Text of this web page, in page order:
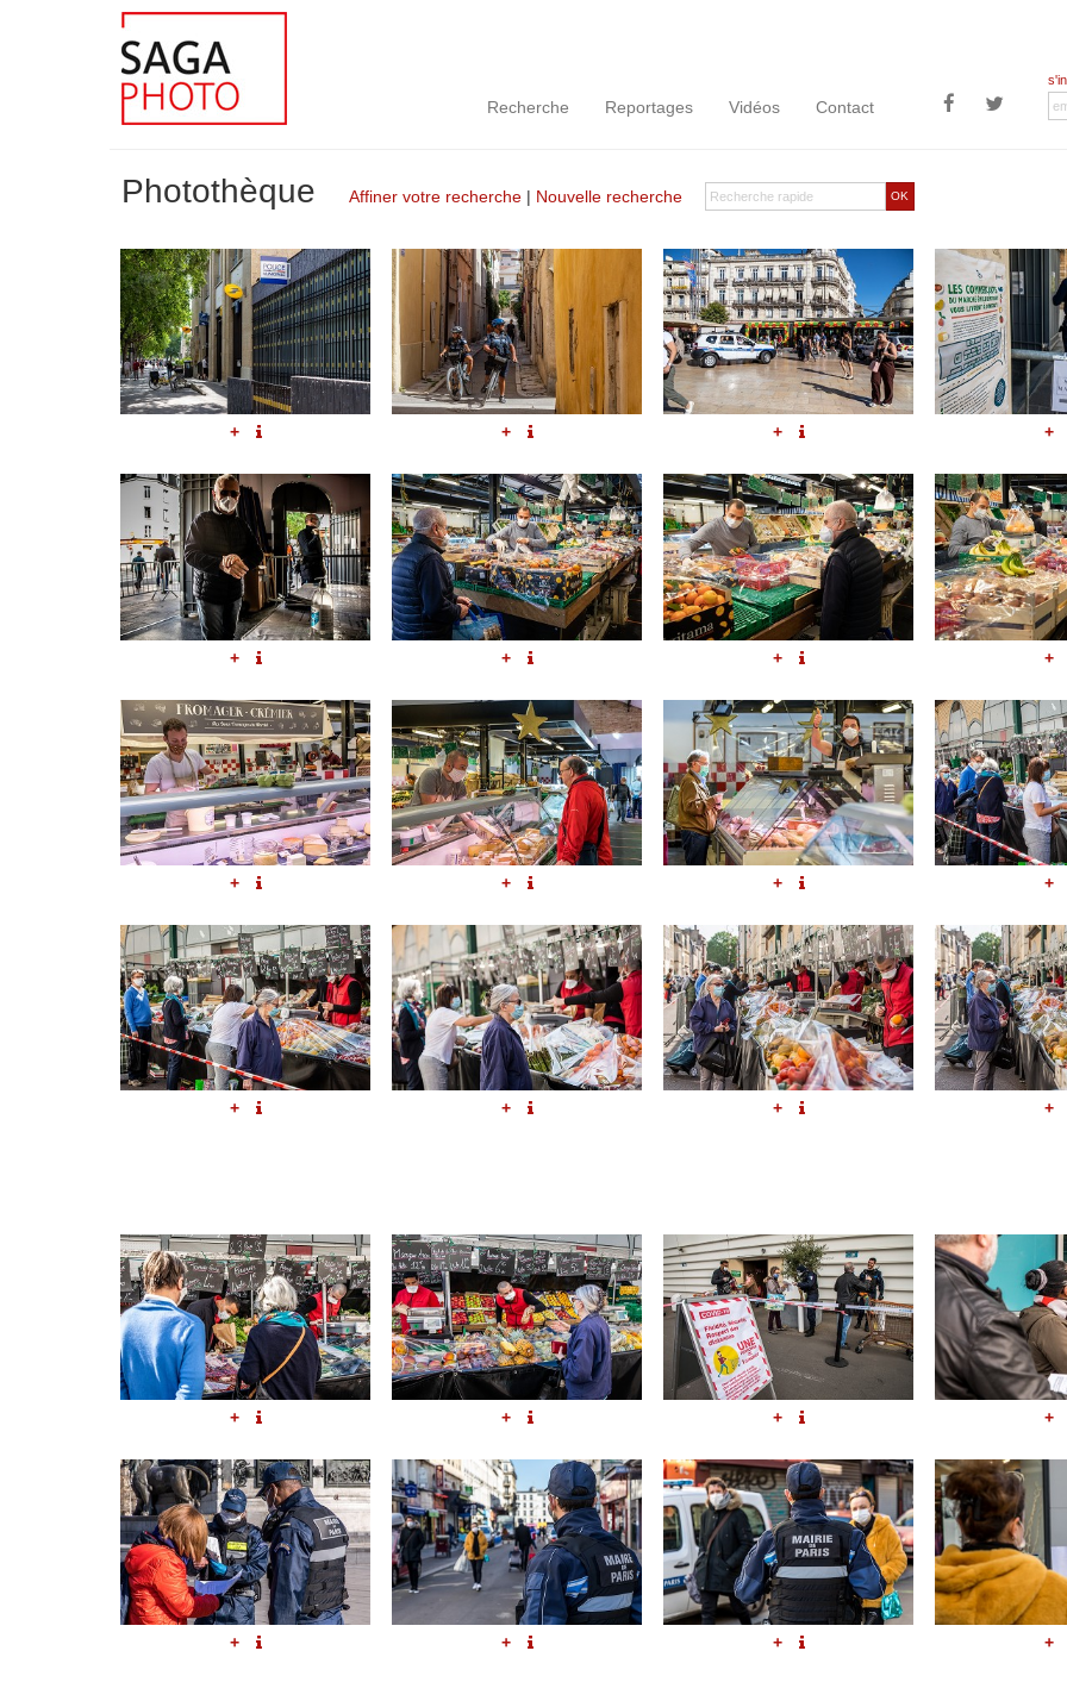
Recherche Reportages Vidéos Contact
OK
Photothèque Affiner votre recherche | Nouvelle recherche
+ + + +
+ + + +
+ + + +
+ + + +
+ + + +
+ + + +